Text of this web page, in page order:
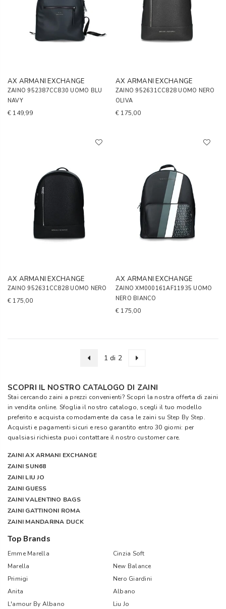
AX ARMANI EXCHANGE
ZAINO 952387CC830 UOMO BLU
NAVY
€ 149,99
AX ARMANI EXCHANGE
ZAINO 952631CC828 UOMO NERO
OLIVA
€ 175,00
AX ARMANI EXCHANGE
ZAINO 952631CC828 UOMO NERO
€ 175,00
AX ARMANI EXCHANGE
ZAINO XM000161AF11935 UOMO
NERO BIANCO
€ 175,00
1 di 2
SCOPRI IL NOSTRO CATALOGO DI ZAINI
Stai cercando zaini a prezzi convenienti? Scopri la nostra offerta di zaini
in vendita online. Sfoglia il nostro catalogo, scegli il tuo modello
preferito e acquista comodamente da casa le zaini su Step By Step.
Acquisti e pagamenti sicuri e reso garantito entro 30 giorni: per
qualsiasi richiesta puoi contattare il nostro customer care.
ZAINI AX ARMANI EXCHANGE
ZAINI SUN68
ZAINI LIU JO
ZAINI GUESS
ZAINI VALENTINO BAGS
ZAINI GATTINONI ROMA
ZAINI MANDARINA DUCK
Top Brands
Emme Marella
Cinzia Soft
Marella
New Balance
Primigi
Nero Giardini
Anita
Albano
L'amour By Albano
Liu Jo